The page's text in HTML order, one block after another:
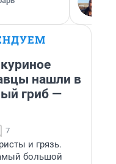
нашли в
гриб —
7
и грязь.
большой